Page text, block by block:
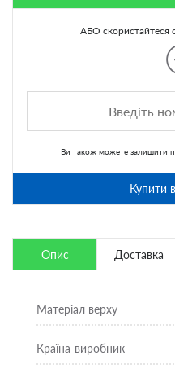
АБО скористайтеся
Ви також можете залишити
Купити
Опис Доставка
Матеріал верху
Країна-виробник